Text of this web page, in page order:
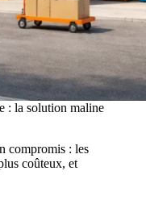
: la solution maline
compromis : les
coûteux, et